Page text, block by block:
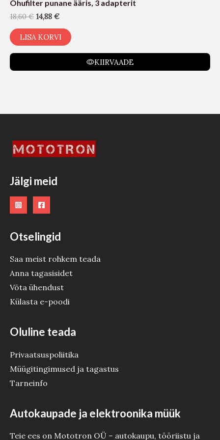
Õhufilter punane ääris, 3 adapterit
18,60€ 14,88 €
LISA KORVI
KIIRVAADE
Jälgi meid
Otselingid
Saa meist rohkem teada
Anna tagasisidet
Võta ühendust
Külasta e-poodi
Oluline teada
Privaatsuspoliitika
Müügitingimused ja tagastus
Tarneinfo
Autokaupade ja elektroonika müük
Teie ees on Mototron OÜ – autokaupu, tööriistu ja